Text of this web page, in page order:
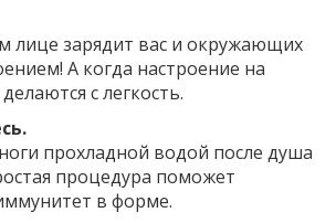
лице зарядит вас и окружающих
А когда настроение на
с легкость.
прохладной водой после душа
процедура поможет
в форме.